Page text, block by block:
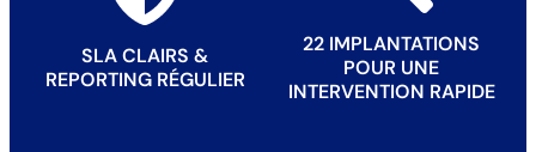
SLA CLAIRS &
REPORTING RÉGULIER
22 IMPLANTATIONS
POUR UNE
INTERVENTION RAPIDE